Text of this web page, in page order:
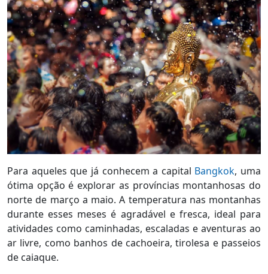
Para aqueles que já conhecem a capital Bangkok, uma
ótima opção é explorar as províncias montanhosas do
norte de março a maio. A temperatura nas montanhas
durante esses meses é agradável e fresca, ideal para
atividades como caminhadas, escaladas e aventuras ao
ar livre, como banhos de cachoeira, tirolesa e passeios
de caiaque.